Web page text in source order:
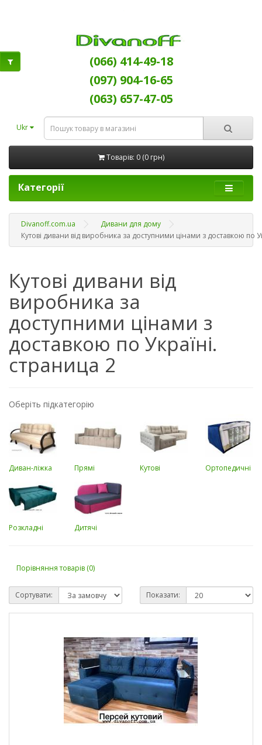
(066) 414-49-18
(097) 904-16-65
(063) 657-47-05
Ukr
Товарів: 0 (0 грн)
Категорії
Divanoff.com.ua
Дивани для дому
Кутові дивани від виробника за доступними цінами з доставкою по
Кутові дивани від
виробника за
доступними цінами з
доставкою по Україні.
страница 2
Оберіть підкатегорію
Диван-ліжка Прямі Кутові Ортопедичні
Розкладні Дитячі
Порівняння товарів (0)
Сортувати: Показати: